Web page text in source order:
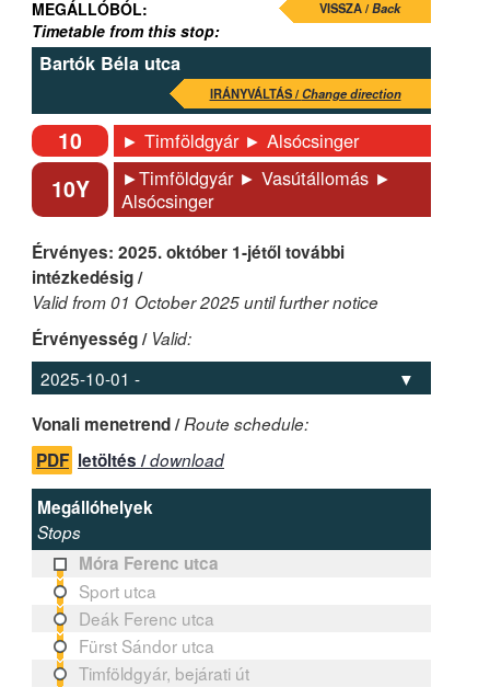
MEGÁLLÓBÓL:
Timetable from this stop:
VISSZA /Back
Bartók Béla utca
IRÁNYVÁLTÁS /Change direction
10 ► Timföldgyár ► Alsócsinger
10Y
►Timföldgyár ► Vasútállomás ►
Alsócsinger
Érvényes: 2025. október 1-jétől további
intézkedésig /
Valid from 01 October 2025 until further notice
Érvényesség / Valid:
Vonali menetrend /Route schedule:
PDF letöltés /download
Megállóhelyek
Stops
Móra Ferenc utca
Sport utca
Deák Ferenc utca
Fürst Sándor utca
Timföldgyár, bejárati út